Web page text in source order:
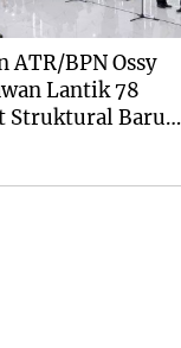
ATR/BPN Ossy
Lantik 78
Struktural Baru